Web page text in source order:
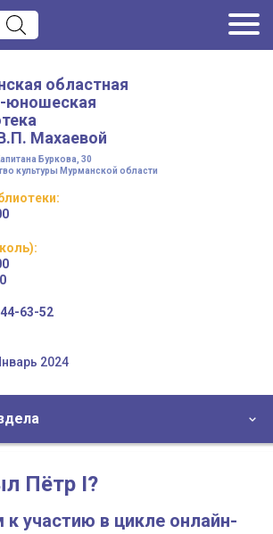
областная
юношеская
Махаевой
Буркова, 30
культуры Мурманской области
:
:
63-52
2024
Пётр I?
участию в цикле онлайн-